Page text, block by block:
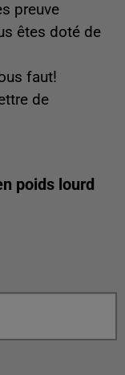
preuve
êtes doté de
faut!
de
poids lourd